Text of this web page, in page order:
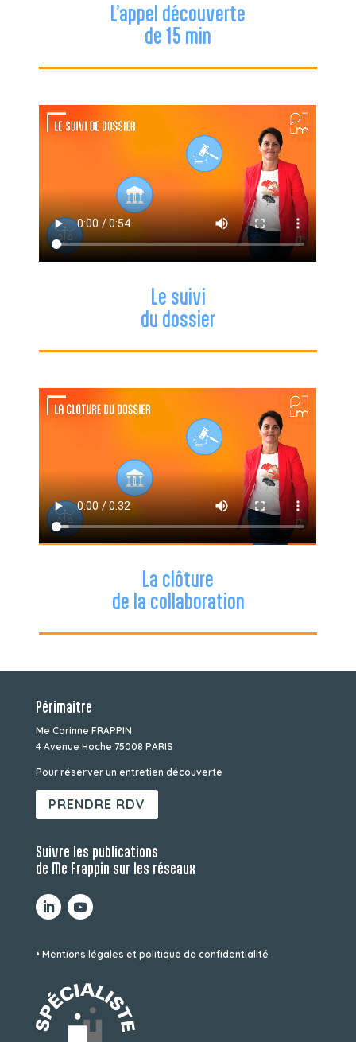
L’appel découverte
de 15 min
Le suivi
du dossier
La clôture
de la collaboration
Périmaitre
Me Corinne FRAPPIN
4 Avenue Hoche 75008 PARIS
Pour réserver un entretien découverte
PRENDRE RDV
Suivre les publications
de Me Frappin sur les réseaux
• Mentions légales et politique de confidentialité